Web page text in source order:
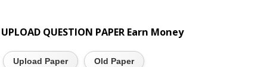
UPLOAD QUESTION PAPER Earn Money
Upload Paper Old Paper